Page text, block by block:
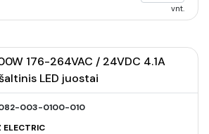
vnt.
176-264VAC / 24VDC 4.1A
LED juostai
003-0100-010
ELECTRIC